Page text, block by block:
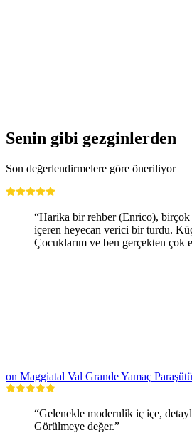
Senin gibi gezginlerden
Son değerlendirmelere göre öneriliyor
“Harika bir rehber (Enrico), birçok
içeren heyecan verici bir turdu.
Çocuklarım ve ben gerçekten çok
on Maggiatal Val Grande Yamaç
“Gelenekle modernlik iç içe,
Görülmeye değer.”